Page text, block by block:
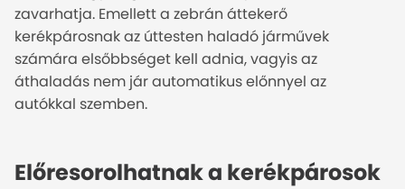
zavarhatja. Emellett a zebrán áttekerő
kerékpárosnak az úttesten haladó járművek
számára elsőbbséget kell adnia, vagyis az
áthaladás nem jár automatikus előnnyel az
autókkal szemben.
Előresorolhatnak a kerékpárosok